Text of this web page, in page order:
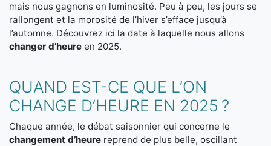
mais nous gagnons en luminosité. Peu à peu, les jours se
rallongent et la morosité de l’hiver s’efface jusqu’à
l’automne. Découvrez ici la date à laquelle nous allons
changer d’heure en 2025.
QUAND EST-CE QUE L’ON
CHANGE D’HEURE EN 2025 ?
Chaque année, le débat saisonnier qui concerne le
changement d’heure reprend de plus belle, oscillant